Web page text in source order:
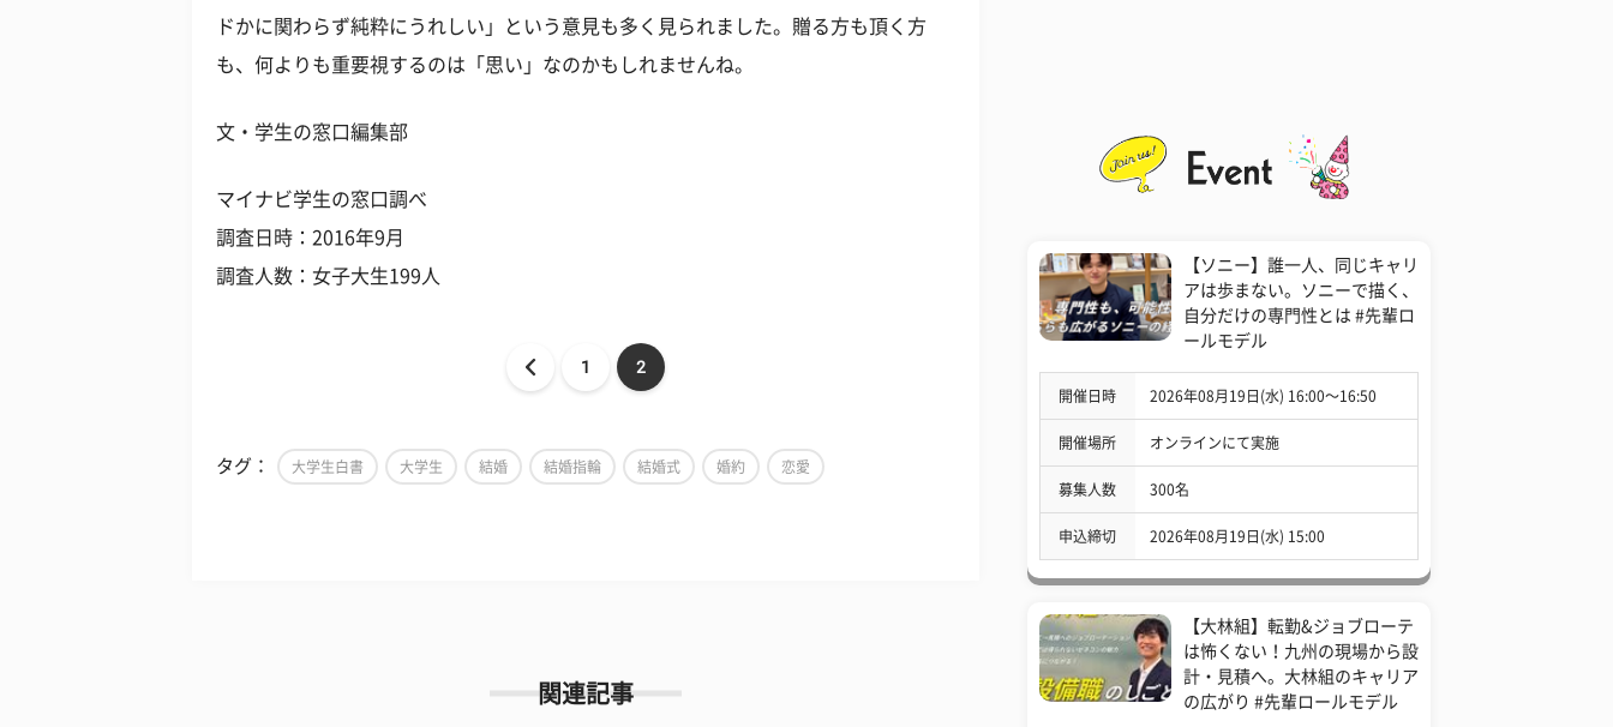
ドかに関わらず純粋にうれしい」という意見も多く見られました。贈る方も頂く方
も、何よりも重要視するのは「思い」なのかもしれませんね。
文・学生の窓口編集部
マイナビ学生の窓口調べ
調査日時：2016年9月
調査人数：女子大生199人
1 2
タグ： 大学生白書 大学生 結婚 結婚指輪 結婚式 婚約 恋愛
関連記事
【ソニー】誰一人、同じキャリ
アは歩まない。ソニーで描く、
自分だけの専門性とは #先輩ロ
ールモデル
開催日時 2026年08月19日(水) 16:00〜16:50
開催場所 オンラインにて実施
募集人数 300名
申込締切 2026年08月19日(水) 15:00
【大林組】転勤&ジョブローテ
は怖くない！九州の現場から設
計・見積へ。大林組のキャリア
の広がり #先輩ロールモデル